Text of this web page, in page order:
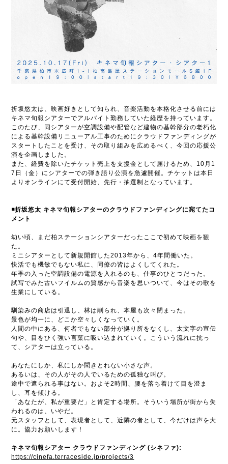
折坂悠太は、映画好きとして知られ、音楽活動を本格化させる前には
キネマ旬報シアターでアルバイト勤務していた経歴を持っています。
このたび、同シアターが空調設備や配管など建物の基幹部分の老朽化
による基幹設備リニューアル工事のためにクラウドファンディングが
スタートしたことを受け、その取り組みを広めるべく、今回の応援公
演を企画しました。
また、経費を除いたチケット売上を支援金として届けるため、10月1
7日（金）にシアターでの弾き語り公演を急遽開催。チケットは本日
よりオンラインにて受付開始、先行・抽選制となっています。
◾️折坂悠太 キネマ旬報シアターのクラウドファンディングに宛てたコ
メント
幼い頃、まだ柏ステーションシアターだったここで初めて映画を観
た。
ミニシアターとして新規開館した2013年から、4年間働いた。
快活でも機敏でもない私に、同僚の皆はよくしてくれた。
年季の入った空調設備の電源を入れるのも、仕事のひとつだった。
試写でみた古いフイルムの質感から音楽を思いついて、今はその歌を
生業にしている。
馴染みの商店は引退し、林は削られ、本屋も次々閉まった。
景色が均一に、どこか空々しくなっていく。
人間の中にある、何者でもない部分が拠り所をなくし、太文字の宣伝
句や、目をひく強い言葉に吸い込まれていく。こういう流れに抗っ
て、シアターは立っている。
あなたにしか、私にしか聞きとれない小さな声。
あるいは、その人がその人でいるための孤独な叫び。
途中で遮られる事はない。およそ2時間、腰を落ち着けて目を澄ま
し、耳を傾ける。
「あなたが、私が重要だ」と肯定する場所。そういう場所が街から失
われるのは、いやだ。
元スタッフとして、表現者として、近隣の者として、今だけは声を大
に。協力お願いします！
キネマ旬報シアター クラウドファンディング (シネファ):
https://cinefa.terraceside.jp/projects/3